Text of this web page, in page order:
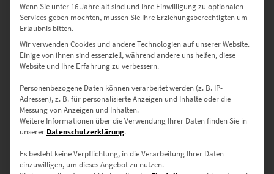
Arbeitsbereichen
45 × 30 cm– Kompakt und stark für moderne Wartezonen oder
Eingangsbereiche
60 × 40 cm– Ideal für Praxisräume mit technischem Bezug
75 × 50 cm– Ausdrucksstark für Stadtwerke,
Versicherungsagenturen oder Studios
90 × 60 cm– Visuelle Power für moderne Unternehmensflure
120 × 80 cm– Große Geste für Showrooms, Konferenzräume
Wenn Sie unter 16 Jahre alt sind und Ihre Einwilligung zu optionalen
Services geben möchten, müssen Sie Ihre Erziehungsberechtigten um
Erlaubnis bitten.
Wir verwenden Cookies und andere Technologien auf unserer Website.
Einige von ihnen sind essenziell, während andere uns helfen, diese
Website und Ihre Erfahrung zu verbessern.
Personenbezogene Daten können verarbeitet werden (z. B. IP-
Adressen), z. B. für personalisierte Anzeigen und Inhalte oder die
Messung von Anzeigen und Inhalten.
Weitere Informationen über die Verwendung Ihrer Daten finden Sie in
unserer Datenschutzerklärung.
Es besteht keine Verpflichtung, in die Verarbeitung Ihrer Daten
einzuwilligen, um dieses Angebot zu nutzen.